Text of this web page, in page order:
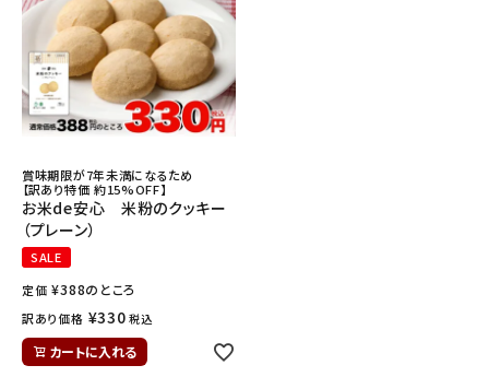
読み物
INFORMATION
ご利用ガイド
プライバシーポリシー
特定商取引法について
お問い合わせ
賞味期限が7年未満になるため
【訳あり特価 約15%OFF】
お米de安心 米粉のクッキー
（プレーン）
SALE
定価 ¥388のところ
訳あり価格 ¥330 税込
カートに入れる